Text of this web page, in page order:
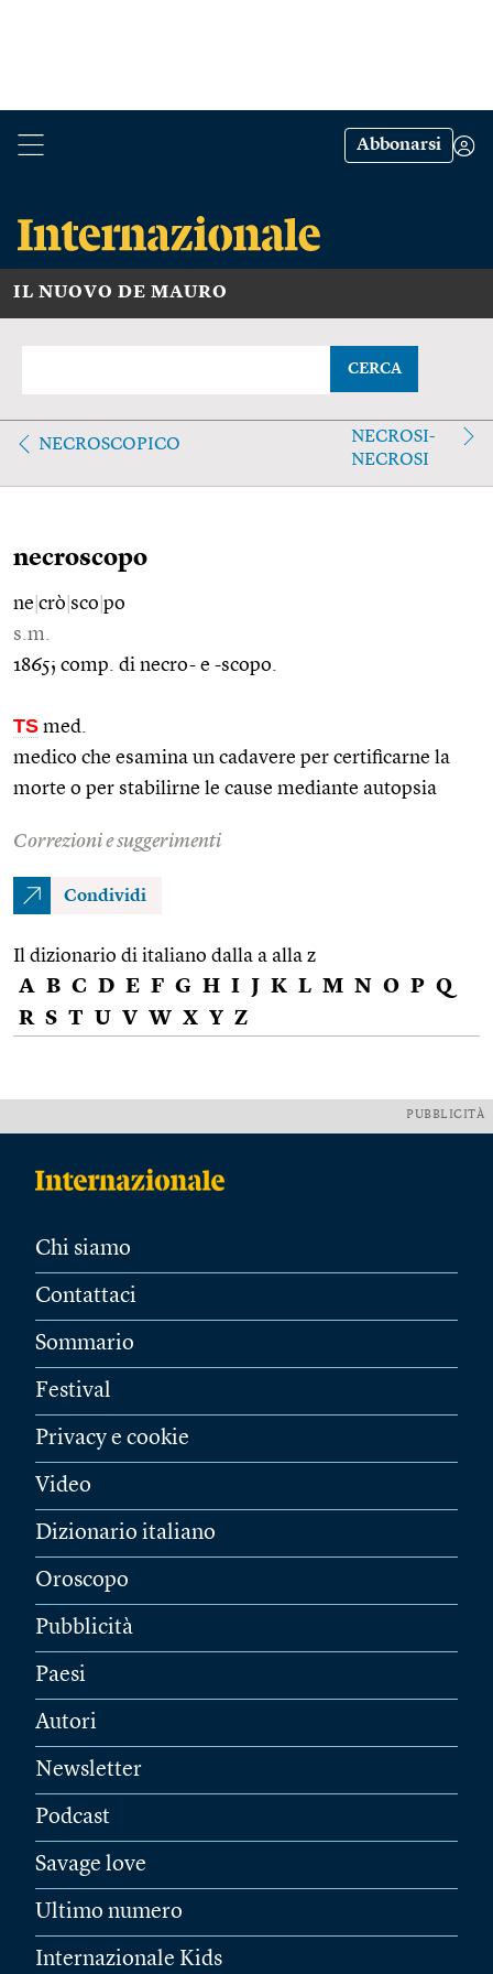
Abbonarsi
IL NUOVO DE MAURO
CERCA
NECROSCOPICO
NECROSI-
NECROSI
necroscopo
ne crò sco po
s.m.
1865; comp. di necro- e -scopo.
TS med.
medico che esamina un cadavere per certificarne la
morte o per stabilirne le cause mediante autopsia
Correzioni e suggerimenti
Condividi
Il dizionario di italiano dalla a alla z
A B C D E F G H I J K L M N O P Q
R S T U V W X Y Z
PUBBLICITÀ
Chi siamo
Contattaci
Sommario
Festival
Privacy e cookie
Video
Dizionario italiano
Oroscopo
Pubblicità
Paesi
Autori
Newsletter
Podcast
Savage love
Ultimo numero
Internazionale Kids